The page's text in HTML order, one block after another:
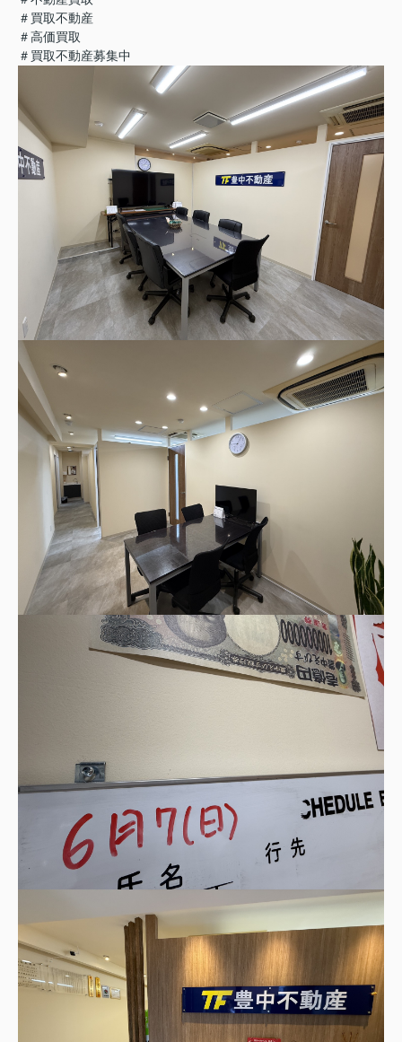
＃買取不動産
＃高価買取
＃買取不動産募集中